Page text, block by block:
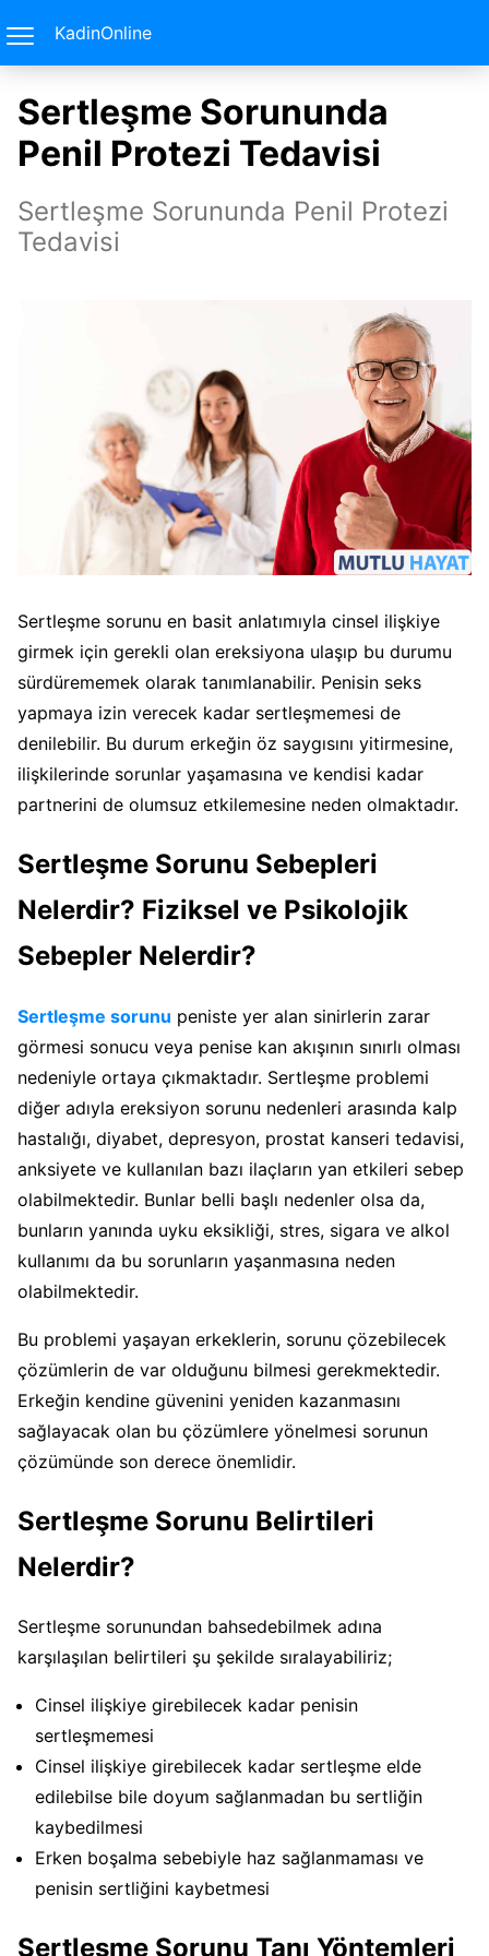
KadinOnline
Sertleşme Sorununda
Penil Protezi Tedavisi
Sertleşme Sorununda Penil Protezi
Tedavisi
Sertleşme sorunu en basit anlatımıyla cinsel ilişkiye
girmek için gerekli olan ereksiyona ulaşıp bu durumu
sürdürememek olarak tanımlanabilir. Penisin seks
yapmaya izin verecek kadar sertleşmemesi de
denilebilir. Bu durum erkeğin öz saygısını yitirmesine,
ilişkilerinde sorunlar yaşamasına ve kendisi kadar
partnerini de olumsuz etkilemesine neden olmaktadır.
Sertleşme Sorunu Sebepleri
Nelerdir? Fiziksel ve Psikolojik
Sebepler Nelerdir?
Sertleşme sorunu peniste yer alan sinirlerin zarar
görmesi sonucu veya penise kan akışının sınırlı olması
nedeniyle ortaya çıkmaktadır. Sertleşme problemi
diğer adıyla ereksiyon sorunu nedenleri arasında kalp
hastalığı, diyabet, depresyon, prostat kanseri tedavisi,
anksiyete ve kullanılan bazı ilaçların yan etkileri sebep
olabilmektedir. Bunlar belli başlı nedenler olsa da,
bunların yanında uyku eksikliği, stres, sigara ve alkol
kullanımı da bu sorunların yaşanmasına neden
olabilmektedir.
Bu problemi yaşayan erkeklerin, sorunu çözebilecek
çözümlerin de var olduğunu bilmesi gerekmektedir.
Erkeğin kendine güvenini yeniden kazanmasını
sağlayacak olan bu çözümlere yönelmesi sorunun
çözümünde son derece önemlidir.
Sertleşme Sorunu Belirtileri
Nelerdir?
Sertleşme sorunundan bahsedebilmek adına
karşılaşılan belirtileri şu şekilde sıralayabiliriz;
Cinsel ilişkiye girebilecek kadar penisin
sertleşmemesi
Cinsel ilişkiye girebilecek kadar sertleşme elde
edilebilse bile doyum sağlanmadan bu sertliğin
kaybedilmesi
Erken boşalma sebebiyle haz sağlanmaması ve
penisin sertliğini kaybetmesi
Sertleşme Sorunu Tanı Yöntemleri